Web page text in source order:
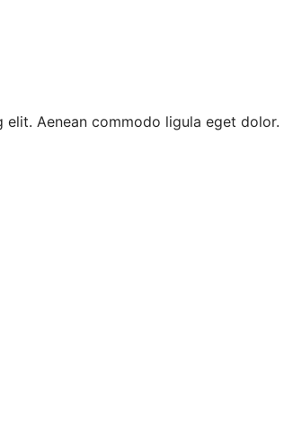
Aenean commodo ligula eget dolor.